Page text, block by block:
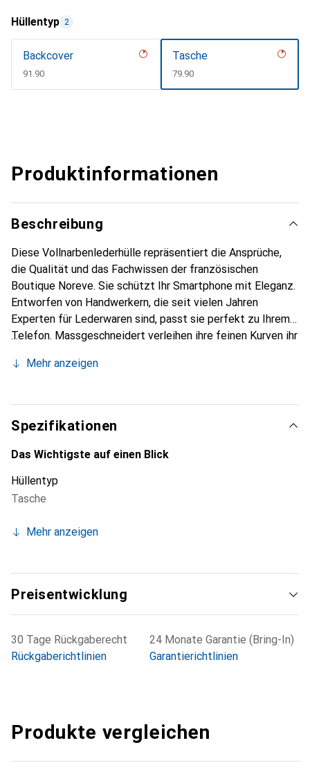
Hüllentyp 2
Backcover
CHF
91.90
Tasche
CHF
79.90
Produktinformationen
Beschreibung
Diese Vollnarbenlederhülle repräsentiert die Ansprüche,
die Qualität und das Fachwissen der französischen
Boutique Noreve. Sie schützt Ihr Smartphone mit Eleganz.
Entworfen von Handwerkern, die seit vielen Jahren
Experten für Lederwaren sind, passt sie perfekt zu Ihrem
Telefon. Massgeschneidert verleihen ihre feinen Kurven ihr
unverzichtbaren Accessoire Ihres Smartphones.
die Marke Noreve eine sichere Wahl für eine
anspruchsvolle Kundschaft.
Mehr anzeigen
Spezifikationen
Das Wichtigste auf einen Blick
Hüllentyp
Tasche
Mehr anzeigen
Preisentwicklung
30 Tage Rückgaberecht
Rückgaberichtlinien
24 Monate Garantie (Bring-In)
Garantierichtlinien
Produkte vergleichen